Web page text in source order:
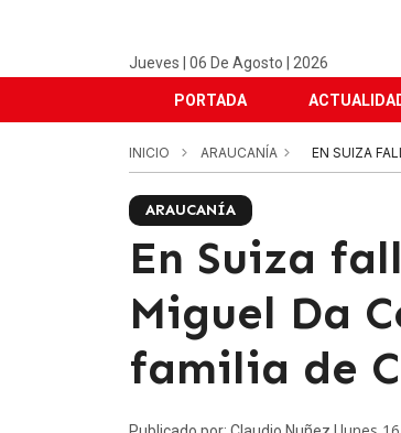
Jueves | 06 De Agosto | 2026
PORTADA
INICIO ARAUCANÍA EN SUIZA
ARAUCANÍA
En Suiza
Miguel Da
familia de